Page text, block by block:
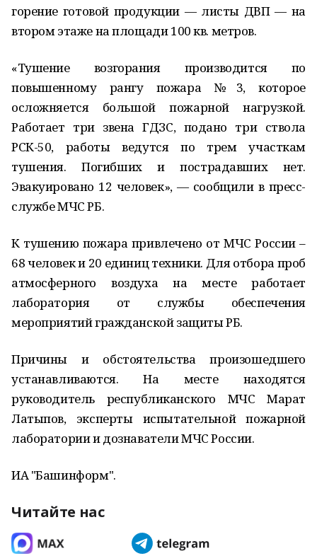
горение готовой продукции — листы ДВП — на
втором этаже на площади 100 кв. метров.
«Тушение возгорания производится по
повышенному рангу пожара №3, которое
осложняется большой пожарной нагрузкой.
Работает три звена ГДЗС, подано три ствола
РСК-50, работы ведутся по трем участкам
тушения. Погибших и пострадавших нет.
Эвакуировано 12 человек», — сообщили в пресс-
службе МЧС РБ.
К тушению пожара привлечено от МЧС России –
68 человек и 20 единиц техники. Для отбора проб
атмосферного воздуха на месте работает
лаборатория от службы обеспечения
мероприятий гражданской защиты РБ.
Причины и обстоятельства произошедшего
устанавливаются. На месте находятся
руководитель республиканского МЧС Марат
Латыпов, эксперты испытательной пожарной
лаборатории и дознаватели МЧС России.
ИА "Башинформ".
Читайте нас